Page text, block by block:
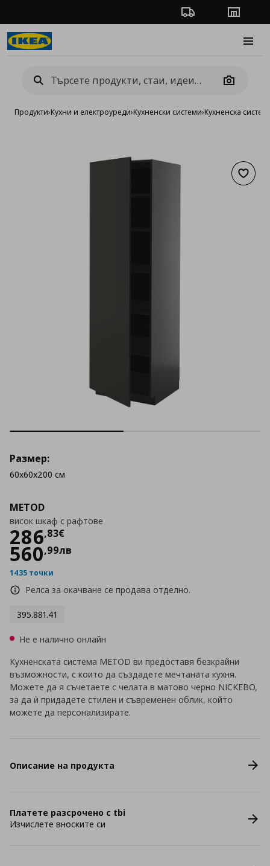
Проследяване на
Camera
Продукти›Кухни и електроуреди›Кухненски системи›Кухненска
METOD
висок шкаф с рафтове
286,83€
Цена286,83 €
560,99лв
1435 точки
Релса за окачване се продава отделно.
395.881.41
Размер:
60x60x200 см
Не е налично онлайн
Кухненската система METOD ви предоставя безкрайни
възможности, с които да създадете мечтаната кухня.
Можете да я съчетаете с челата в матово черно NICKEBO,
за да ѝ придадете стилен и съвременен облик, който
можете да персонализирате.
Описание на продукта
Платете разсрочено с tbi
Изчислете вноските си